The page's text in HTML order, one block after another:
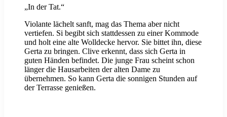
„In der Tat.“
Violante lächelt sanft, mag das Thema aber nicht
vertiefen. Si begibt sich stattdessen zu einer Kommode
und holt eine alte Wolldecke hervor. Sie bittet ihn, diese
Gerta zu bringen. Clive erkennt, dass sich Gerta in
guten Händen befindet. Die junge Frau scheint schon
länger die Hausarbeiten der alten Dame zu
übernehmen. So kann Gerta die sonnigen Stunden auf
der Terrasse genießen.